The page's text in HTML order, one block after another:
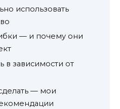
использовать
— и почему они
в зависимости от
— мои